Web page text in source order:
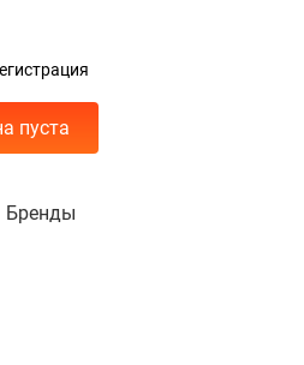
пуста
Бренды